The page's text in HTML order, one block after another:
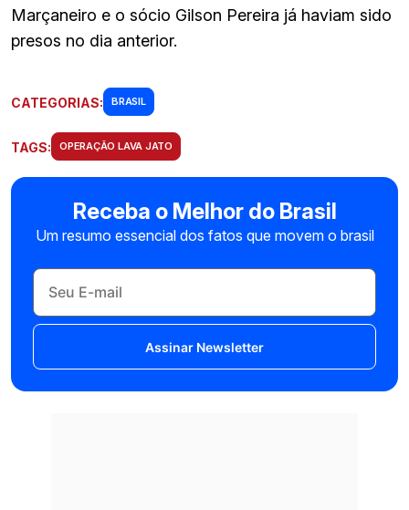
Marçaneiro e o sócio Gilson Pereira já haviam sido
presos no dia anterior.
CATEGORIAS: BRASIL
TAGS: OPERAÇÃO LAVA JATO
Receba o Melhor do Brasil
Um resumo essencial dos fatos que movem o brasil
Assinar Newsletter